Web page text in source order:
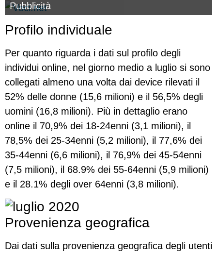
Pubblicità
Profilo individuale
Per quanto riguarda i dati sul profilo degli
individui online, nel giorno medio a luglio si sono
collegati almeno una volta dai device rilevati il
52% delle donne (15,6 milioni) e il 56,5% degli
uomini (16,8 milioni). Più in dettaglio erano
online il 70,9% dei 18-24enni (3,1 milioni), il
78,5% dei 25-34enni (5,2 milioni), il 77,6% dei
35-44enni (6,6 milioni), il 76,9% dei 45-54enni
(7,5 milioni), il 68.9% dei 55-64enni (5,9 milioni)
e il 28.1% degli over 64enni (3,8 milioni).
Provenienza geografica
Dai dati sulla provenienza geografica degli utenti